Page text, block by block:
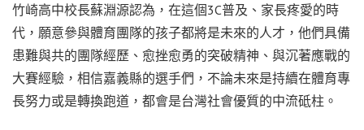
竹崎高中校長蘇淵源認為，在這個3C普及、家長疼愛的時
代，願意參與體育團隊的孩子都將是未來的人才，他們具備
患難與共的團隊經歷、愈挫愈勇的突破精神、與沉著應戰的
大賽經驗，相信嘉義縣的選手們，不論未來是持續在體育專
長努力或是轉換跑道，都會是台灣社會優質的中流砥柱。